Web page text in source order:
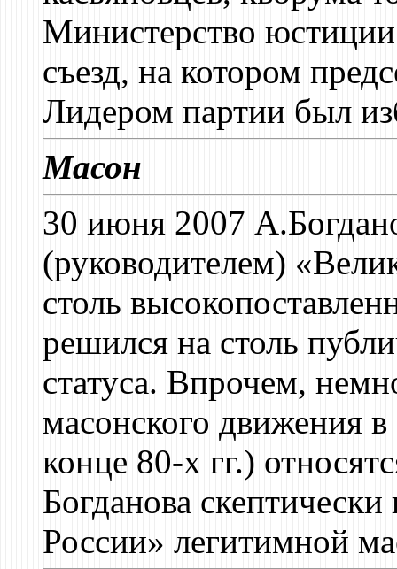
Министерство
съезд, на котором
Лидером партии был
Масон
30 июня 2007
(руководителем)
столь
решился на столь
статуса. Впрочем,
масонского движения
конце 80-х гг.)
Богданова
России» легитимной